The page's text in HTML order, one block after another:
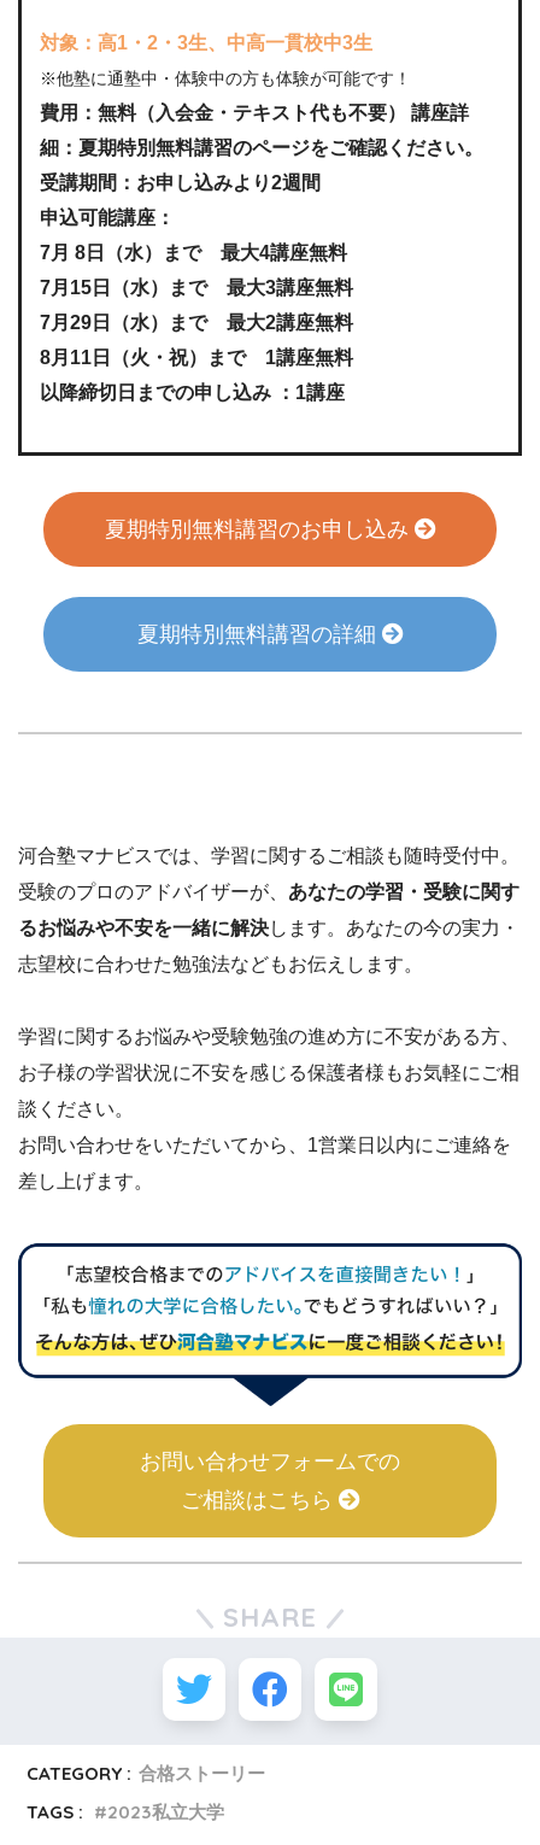
対象：高1・2・3生、中高一貫校中3生
※他塾に通塾中・体験中の方も体験が可能です！
費用：無料（入会金・テキスト代も不要） 講座詳
細：夏期特別無料講習のページをご確認ください。
受講期間：お申し込みより2週間
申込可能講座：
7月 8日（水）まで 最大4講座無料
7月15日（水）まで 最大3講座無料
7月29日（水）まで 最大2講座無料
8月11日（火・祝）まで 1講座無料
以降締切日までの申し込み ：1講座
夏期特別無料講習のお申し込み
夏期特別無料講習の詳細
河合塾マナビスでは、学習に関するご相談も随時受付中。
受験のプロのアドバイザーが、 あなたの学習・受験に関す
るお悩みや不安を一緒に解決します。あなたの今の実力・
志望校に合わせた勉強法などもお伝えします。
学習に関するお悩みや受験勉強の進め方に不安がある方、
お子様の学習状況に不安を感じる保護者様もお気軽にご相
談ください。
お問い合わせをいただいてから、1営業日以内にご連絡を
差し上げます。
お問い合わせフォームでの
ご相談はこちら
SHARE
CATEGORY : 合格ストーリー
TAGS :
2023私立大学